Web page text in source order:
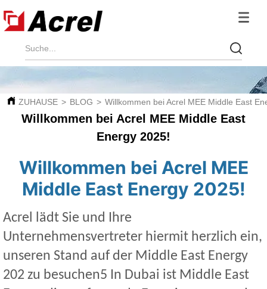
ZUHAUSE > BLOG > Willkommen bei Acrel MEE Middle East
Willkommen bei Acrel MEE Middle East
Energy 2025!